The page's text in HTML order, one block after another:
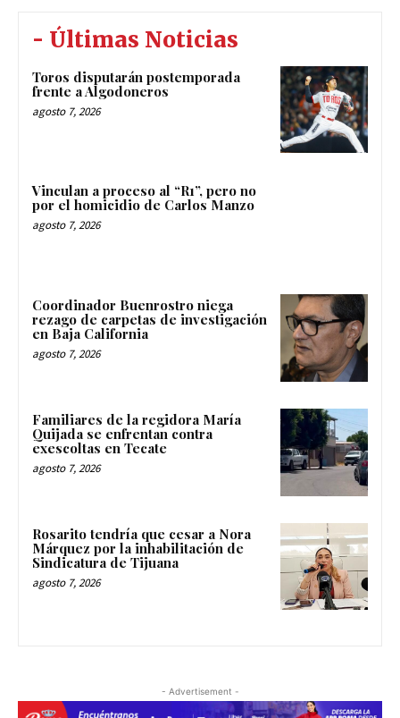
- Últimas Noticias
Toros disputarán postemporada
frente a Algodoneros
agosto 7, 2026
Vinculan a proceso al “R1”, pero no
por el homicidio de Carlos Manzo
agosto 7, 2026
Coordinador Buenrostro niega
rezago de carpetas de investigación
en Baja California
agosto 7, 2026
Familiares de la regidora María
Quijada se enfrentan contra
exescoltas en Tecate
agosto 7, 2026
Rosarito tendría que cesar a Nora
Márquez por la inhabilitación de
Sindicatura de Tijuana
agosto 7, 2026
- Advertisement -